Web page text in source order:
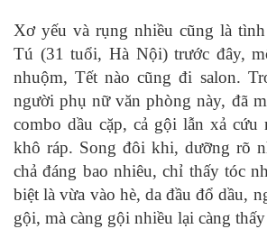
Xơ yếu và rụng nhiều cũng là
Tú (31 tuổi, Hà Nội) trước đây,
nhuộm, Tết nào cũng đi salon.
người phụ nữ văn phòng này, đã
combo dầu cặp, cả gội lẫn xả cứu
khô ráp. Song đôi khi, dưỡng rõ
chả đáng bao nhiêu, chỉ thấy tóc
biệt là vừa vào hè, da đầu đổ dầu,
gội, mà càng gội nhiều lại càng